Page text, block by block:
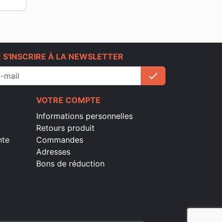
S'INSCRIRE À LA NEWSLETTER
check
VOTRE COMPTE
Informations personnelles
Retours produit
Commandes
Adresses
Bons de réduction